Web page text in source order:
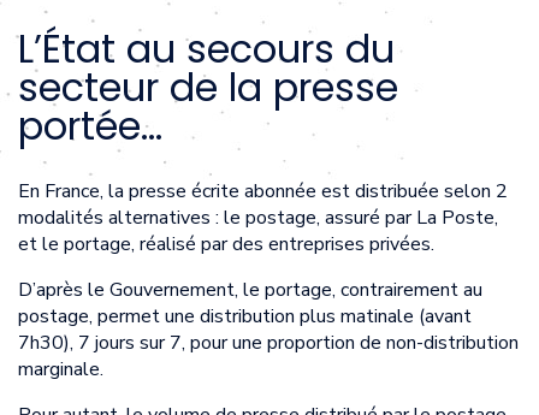
L’État au secours du
secteur de la presse
portée…
En France, la presse écrite abonnée est distribuée selon 2
modalités alternatives : le postage, assuré par La Poste,
et le portage, réalisé par des entreprises privées.
D’après le Gouvernement, le portage, contrairement au
postage, permet une distribution plus matinale (avant
7h30), 7 jours sur 7, pour une proportion de non-distribution
marginale.